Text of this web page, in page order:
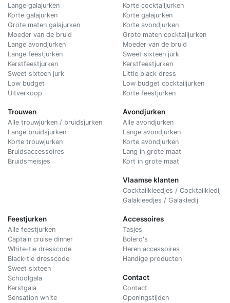
Lange galajurken
Korte galajurken
Grote maten galajurken
Moeder van de bruid
Lange avondjurken
Lange feestjurken
Kerstfeestjurken
Sweet sixteen jurk
Low budget
Uitverkoop
Trouwen
Alle trouwjurken / bruidsjurken
Lange bruidsjurken
Korte trouwjurken
Bruidsaccessoires
Bruidsmeisjes
Korte cocktailjurken
Korte galajurken
Korte avondjurken
Grote maten cocktailjurken
Moeder van de bruid
Sweet sixteen jurk
Kerstfeestjurken
Little black dress
Low budget cocktailjurken
Korte feestjurken
Avondjurken
Alle avondjurken
Lange avondjurken
Korte avondjurken
Lang in grote maat
Kort in grote maat
Vlaamse klanten
Cocktailkleedjes / Cocktailkledij
Galakleedjes / Galakledij
Feestjurken
Alle feestjurken
Captain cruise dinner
White-tie dresscode
Black-tie dresscode
Sweet sixteen
Schoolgala
Kerstgala
Sensation white
Accessoires
Tasjes
Bolero's
Heren accessoires
Handige producten
Contact
Contact
Openingstijden